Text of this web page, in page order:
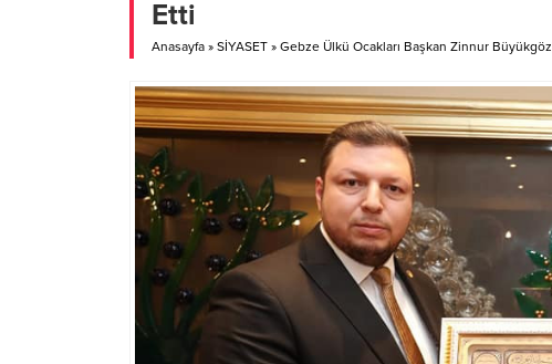
Etti
Anasayfa » SİYASET » Gebze Ülkü Ocakları Başkan Zinnur